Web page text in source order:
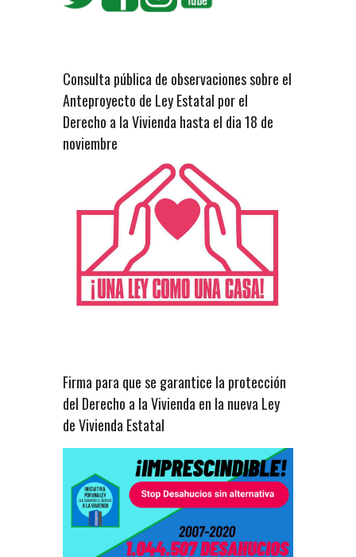
Consulta pública de observaciones sobre el
Anteproyecto de Ley Estatal por el
Derecho a la Vivienda hasta el dia 18 de
noviembre
Firma para que se garantice la protección
del Derecho a la Vivienda en la nueva Ley
de Vivienda Estatal